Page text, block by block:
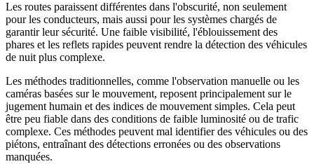
Les routes paraissent différentes dans l'obscurité, non seulement
pour les conducteurs, mais aussi pour les systèmes chargés de
garantir leur sécurité. Une faible visibilité, l'éblouissement des
phares et les reflets rapides peuvent rendre la détection des véhicules
de nuit plus complexe.
Les méthodes traditionnelles, comme l'observation manuelle ou les
caméras basées sur le mouvement, reposent principalement sur le
jugement humain et des indices de mouvement simples. Cela peut
être peu fiable dans des conditions de faible luminosité ou de trafic
complexe. Ces méthodes peuvent mal identifier des véhicules ou des
piétons, entraînant des détections erronées ou des observations
manquées.